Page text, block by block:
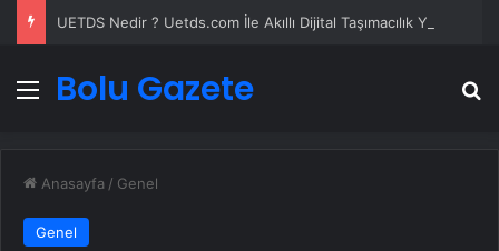
Menü
Bolu Gazete
Anasayfa / Genel
Genel